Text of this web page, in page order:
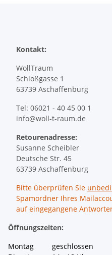
Kontakt:
WollTraum
Schloßgasse 1
63739 Aschaffenburg
Tel: 06021 - 40 45 00 1
info@woll-t-raum.de
Retourenadresse:
Susanne Scheibler
Deutsche Str. 45
63739 Aschaffenburg
Bitte überprüfen Sie
Spamordner Ihres
auf eingegangene
Öffnungszeiten:
Montag geschlossen